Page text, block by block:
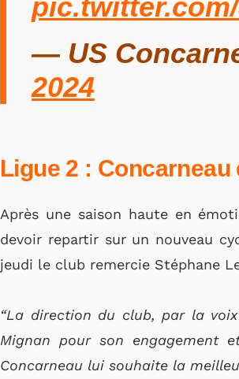
— US
2024
Ligue 2 :
Après une saison haute en
devoir repartir sur un nouveau
jeudi le club remercie Stéphane
“La direction du club, par la
Mignan pour son engagement
Concarneau lui souhaite la